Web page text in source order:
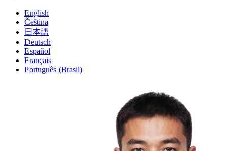
English
Čeština
日本語
Deutsch
Español
Français
Português (Brasil)